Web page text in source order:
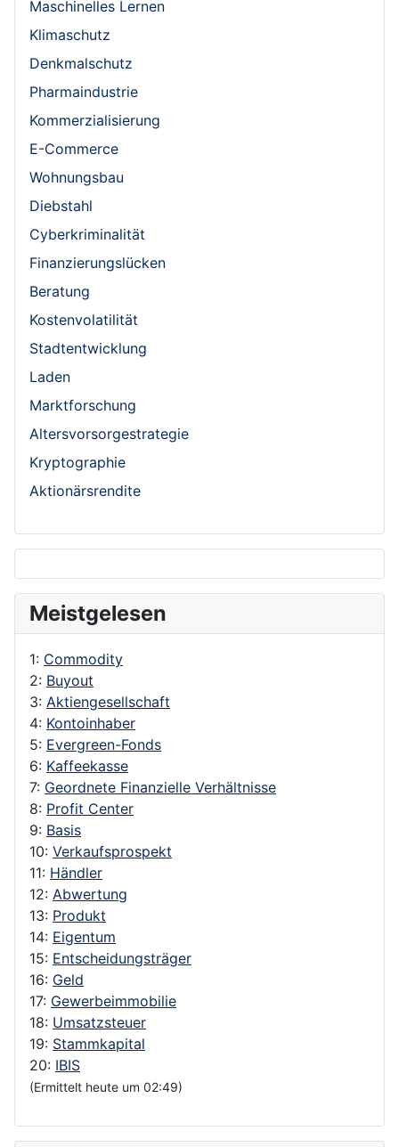
Maschinelles Lernen
Klimaschutz
Denkmalschutz
Pharmaindustrie
Kommerzialisierung
E-Commerce
Wohnungsbau
Diebstahl
Cyberkriminalität
Finanzierungslücken
Beratung
Kostenvolatilität
Stadtentwicklung
Laden
Marktforschung
Altersvorsorgestrategie
Kryptographie
Aktionärsrendite
Meistgelesen
1: Commodity
2: Buyout
3: Aktiengesellschaft
4: Kontoinhaber
5: Evergreen-Fonds
6: Kaffeekasse
7: Geordnete Finanzielle Verhältnisse
8: Profit Center
9: Basis
10: Verkaufsprospekt
11: Händler
12: Abwertung
13: Produkt
14: Eigentum
15: Entscheidungsträger
16: Geld
17: Gewerbeimmobilie
18: Umsatzsteuer
19: Stammkapital
20: IBIS
(Ermittelt heute um 02:49)